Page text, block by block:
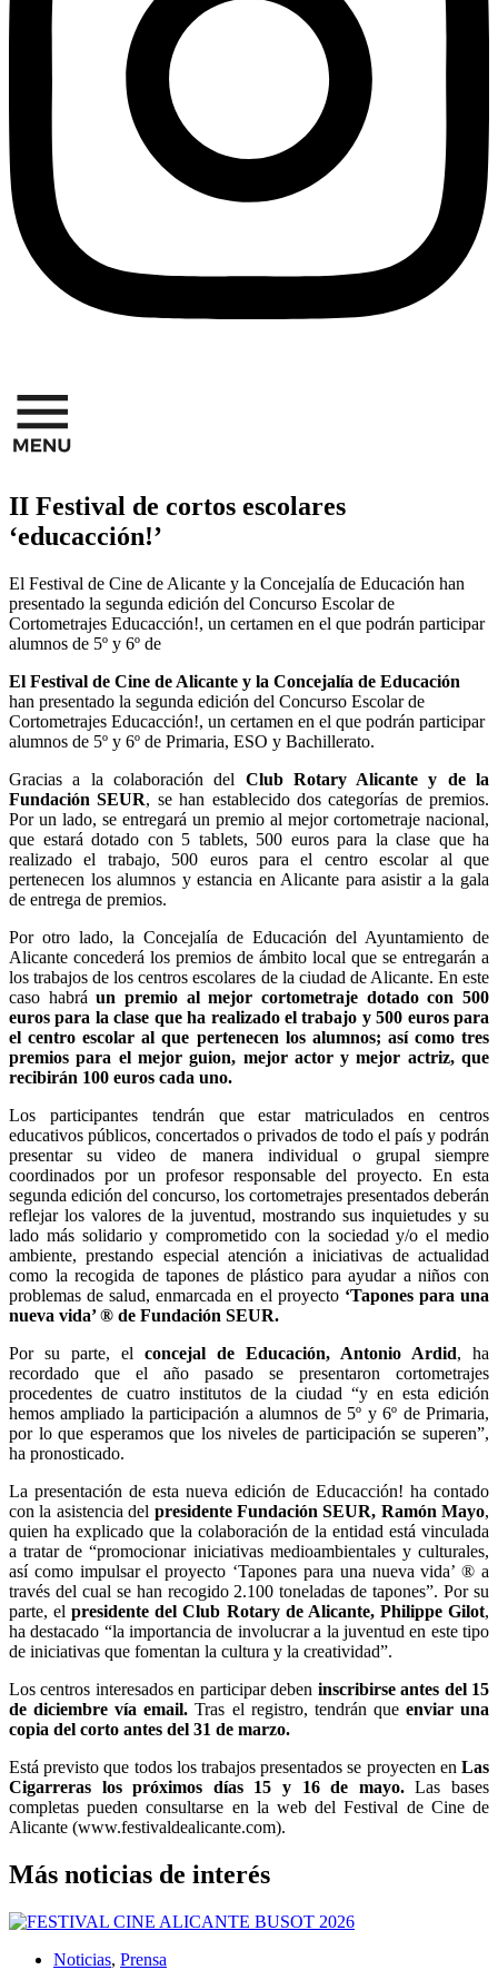
II Festival de cortos escolares
‘educacción!’
El Festival de Cine de Alicante y la Concejalía de Educación han
presentado la segunda edición del Concurso Escolar de
Cortometrajes Educacción!, un certamen en el que podrán participar
alumnos de 5º y 6º de
El Festival de Cine de Alicante y la Concejalía de Educación
han presentado la segunda edición del Concurso Escolar de
Cortometrajes Educacción!, un certamen en el que podrán participar
alumnos de 5º y 6º de Primaria, ESO y Bachillerato.
Gracias a la colaboración del Club Rotary Alicante y de la
Fundación SEUR, se han establecido dos categorías de premios.
Por un lado, se entregará un premio al mejor cortometraje nacional,
que estará dotado con 5 tablets, 500 euros para la clase que ha
realizado el trabajo, 500 euros para el centro escolar al que
pertenecen los alumnos y estancia en Alicante para asistir a la gala
de entrega de premios.
Por otro lado, la Concejalía de Educación del Ayuntamiento de
Alicante concederá los premios de ámbito local que se entregarán a
los trabajos de los centros escolares de la ciudad de Alicante. En este
caso habráun premio al mejor cortometraje dotado con 500
euros para la clase que ha realizado el trabajo y 500 euros para
el centro escolar al que pertenecen los alumnos; así como tres
premios para el mejor guion, mejor actor y mejor actriz, que
recibirán 100 euros cada uno.
Los participantes tendrán que estar matriculados en centros
educativos públicos, concertados o privados de todo el país y podrán
presentar su video de manera individual o grupal siempre
coordinados por un profesor responsable del proyecto. En esta
segunda edición del concurso, los cortometrajes presentados deberán
reflejar los valores de la juventud, mostrando sus inquietudes y su
lado más solidario y comprometido con la sociedad y/o el medio
ambiente, prestando especial atención a iniciativas de actualidad
como la recogida de tapones de plástico para ayudar a niños con
problemas de salud, enmarcada en el proyecto ‘Tapones para una
nueva vida’ ® de Fundación SEUR.
Por su parte, el concejal de Educación, Antonio Ardid, ha
recordado que el año pasado se presentaron cortometrajes
procedentes de cuatro institutos de la ciudad “y en esta edición
hemos ampliado la participación a alumnos de 5º y 6º de Primaria,
por lo que esperamos que los niveles de participación se superen”,
ha pronosticado.
La presentación de esta nueva edición de Educacción! ha contado
con la asistencia del presidente Fundación SEUR, Ramón Mayo,
quien ha explicado que la colaboración de la entidad está vinculada
a tratar de “promocionar iniciativas medioambientales y culturales,
así como impulsar el proyecto ‘Tapones para una nueva vida’ ® a
través del cual se han recogido 2.100 toneladas de tapones”. Por su
parte, elpresidente del Club Rotary de Alicante, Philippe Gilot,
ha destacado “la importancia de involucrar a la juventud en este tipo
de iniciativas que fomentan la cultura y la creatividad”.
Los centros interesados en participar deben inscribirse antes del 15
de diciembre vía email.Tras el registro, tendrán que enviar una
copia del corto antes del 31 de marzo.
Está previsto que todos los trabajos presentados se proyecten en Las
Cigarreras los próximos días 15 y 16 de mayo.Las bases
completas pueden consultarse en la web del Festival de Cine de
Alicante (www.festivaldealicante.com).
Más noticias de interés
Noticias, Prensa